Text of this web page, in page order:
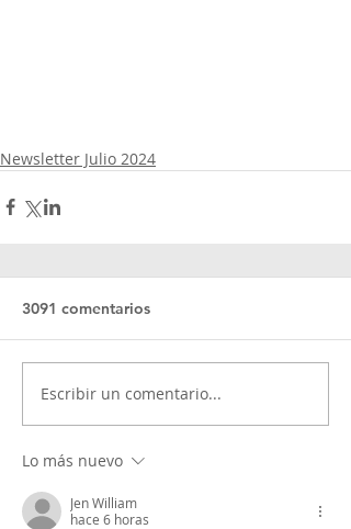
Newsletter Julio 2024
3091 comentarios
Escribir un comentario...
Lo más nuevo
Jen William
hace 6 horas